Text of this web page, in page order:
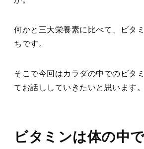
何かと三大栄養素に比べて、ビタ
ちです。
そこで今回はカラダの中でのビタ
てお話ししていきたいと思います。
ビタミンは体の中